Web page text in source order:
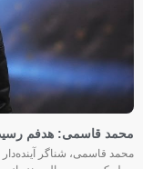
محمد قاسمی: هدفم رسیدن به فینال ۴۰۰ متر
محمد قاسمی، شناگر آینده‌دار